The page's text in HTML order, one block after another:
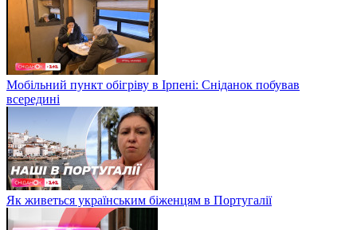
Мобільний пункт обігріву в Ірпені: Сніданок побував
всередині
Як живеться українським біженцям в Португалії